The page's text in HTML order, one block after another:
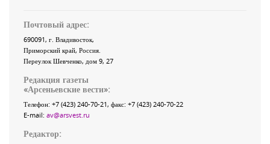
Почтовый адрес:
690091, г. Владивосток,
Приморский край, Россия.
Переулок Шевченко, дом 9, 27
Редакция газеты
«Арсеньевские вести»:
Телефон: +7 (423) 240-70-21, факс: +7 (423) 240-70-22
E-mail: av@arsvest.ru
Редактор: